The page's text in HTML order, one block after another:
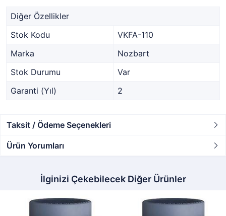
Diğer Özellikler
Stok Kodu
VKFA-110
Marka
Nozbart
Stok Durumu
Var
Garanti (Yıl)
2
Taksit / Ödeme Seçenekleri
Ürün Yorumları
İlginizi Çekebilecek Diğer Ürünler